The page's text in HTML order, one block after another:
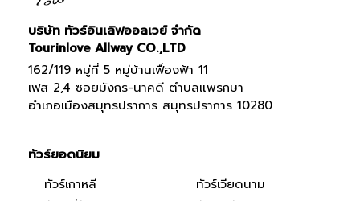
บริษัท ทัวร์อินเลิฟออลเวย์ จำกัด
Tourinlove Allway CO.,LTD
162/119 หมู่ที่ 5 หมู่บ้านเฟื่องฟ้า 11
เฟส 2,4 ซอยมังกร-นาคดี ตำบลแพรกษา
อำเภอเมืองสมุทรปราการ สมุทรปราการ 10280
ทัวร์ยอดนิยม
ทัวร์เกาหลี
ทัวร์เวียดนาม